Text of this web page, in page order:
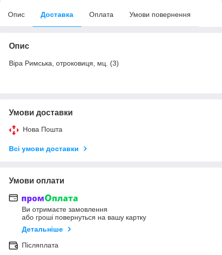
Опис Доставка Оплата Умови повернення
Опис
Віра Римська, отроковиця, мц. (3)
Умови доставки
Нова Пошта
Всі умови доставки
Умови оплати
Ви отримаєте замовлення
або гроші повернуться на вашу картку
Детальніше
Післяплата